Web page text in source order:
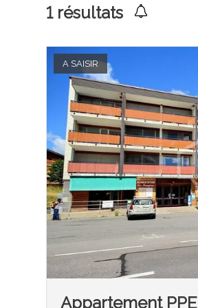
1résultats
A SAISIR
Appartement PPE